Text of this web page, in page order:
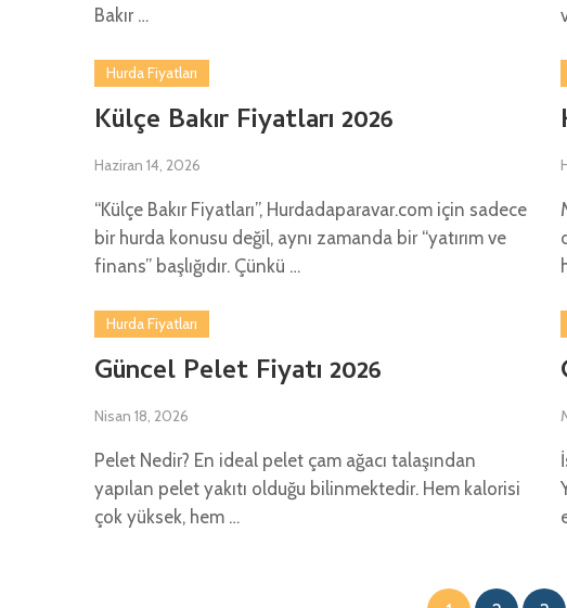
Bakır …
Külçe Bakır Fiyatları 2026
Hurda Fiyatları
Haziran 14, 2026
“Külçe Bakır Fiyatları”, Hurdadaparavar.com için sadece
bir hurda konusu değil, aynı zamanda bir “yatırım ve
finans” başlığıdır. Çünkü …
Güncel Pelet Fiyatı 2026
Hurda Fiyatları
Nisan 18, 2026
Pelet Nedir? En ideal pelet çam ağacı talaşından
yapılan pelet yakıtı olduğu bilinmektedir. Hem kalorisi
çok yüksek, hem …